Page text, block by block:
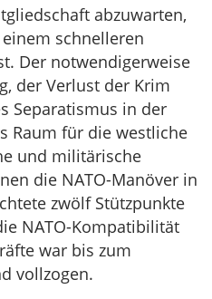
abzuwarten,
schnelleren
Der notwendigerweise
der Verlust der Krim
Separatismus in der
Raum für die westliche
und militärische
die NATO-Manöver in
zwölf Stützpunkte
NATO-Kompatibilität
war bis zum
vollzogen.